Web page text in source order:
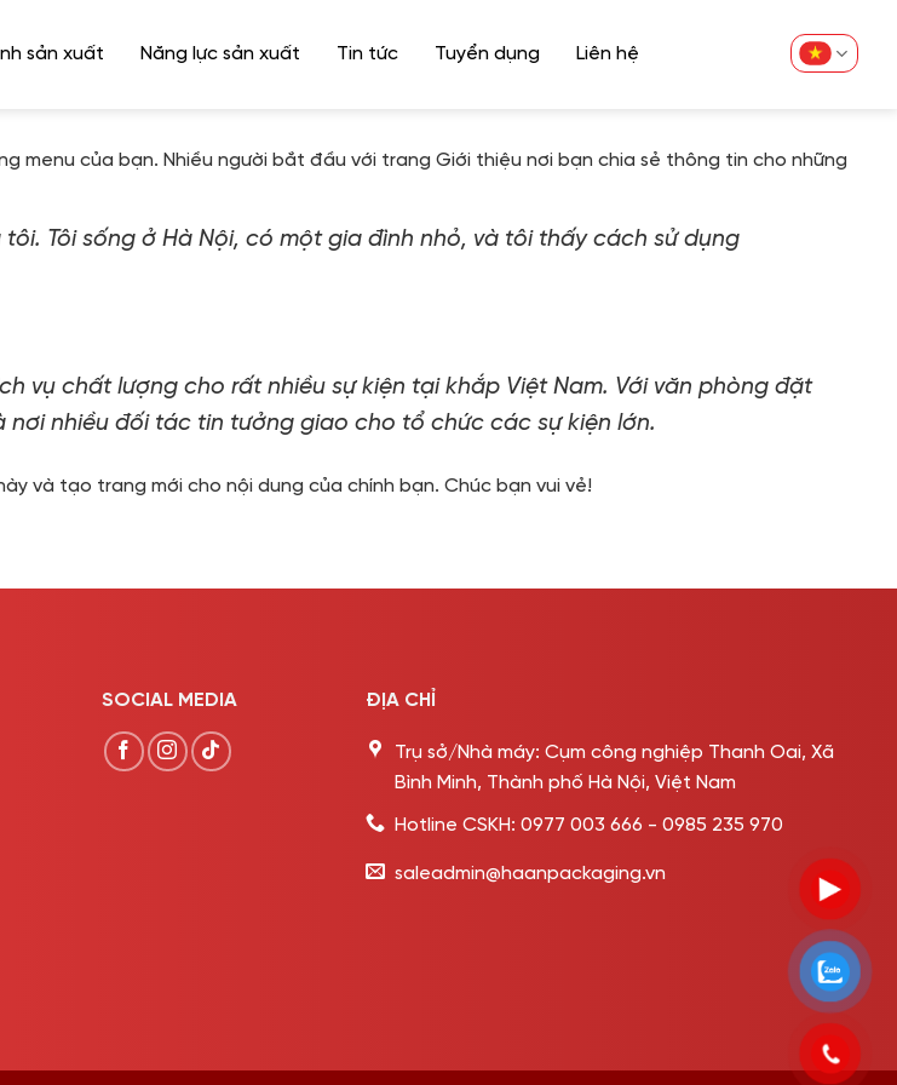
sản xuất Năng lực sản xuất Tin tức Tuyển dụng Liên hệ
menu của bạn. Nhiều người bắt đầu với trang Giới thiệu nơi bạn chia sẻ thông tin cho những
Tôi sống ở Hà Nội, có một gia đình nhỏ, và tôi thấy cách sử dụng
vụ chất lượng cho rất nhiều sự kiện tại khắp Việt Nam. Với văn phòng đặt
nơi nhiều đối tác tin tưởng giao cho tổ chức các sự kiện lớn.
và tạo trang mới cho nội dung của chính bạn. Chúc bạn vui vẻ!
SOCIAL MEDIA ĐỊA CHỈ
Trụ sở/Nhà máy: Cụm công nghiệp Thanh Oai, Xã
Bình Minh, Thành phố Hà Nội, Việt Nam
Hotline CSKH: 0977 003 666 - 0985 235 970
saleadmin@haanpackaging.vn